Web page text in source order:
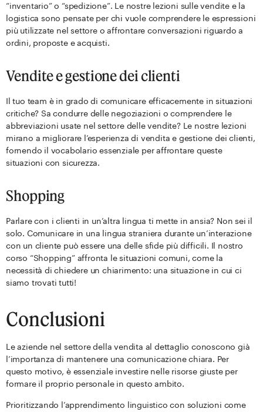
“inventario” o “spedizione”. Le nostre lezioni sulle vendite e la
logistica sono pensate per chi vuole comprendere le espressioni
più utilizzate nel settore o affrontare conversazioni riguardo a
ordini, proposte e acquisti.
Vendite e gestione dei clienti
Il tuo team è in grado di comunicare efficacemente in situazioni
critiche? Sa condurre delle negoziazioni o comprendere le
abbreviazioni usate nel settore delle vendite? Le nostre lezioni
mirano a migliorare l’esperienza di vendita e gestione dei clienti,
fornendo il vocabolario essenziale per affrontare queste
situazioni con sicurezza.
Shopping
Parlare con i clienti in un’altra lingua ti mette in ansia? Non sei il
solo. Comunicare in una lingua straniera durante un’interazione
con un cliente può essere una delle sfide più difficili. Il nostro
corso “Shopping” affronta le situazioni comuni, come la
necessità di chiedere un chiarimento: una situazione in cui ci
siamo trovati tutti!
Conclusioni
Le aziende nel settore della vendita al dettaglio conoscono già
l’importanza di mantenere una comunicazione chiara. Per
questo motivo, è essenziale investire nelle risorse giuste per
formare il proprio personale in questo ambito.
Prioritizzando l’apprendimento linguistico con soluzioni come